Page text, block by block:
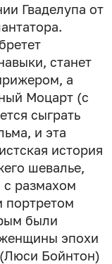
Гваделупа от
станет
а
Моцарт (с
сыграть
и эта
история
шевалье,
размахом
портретом
были
эпохи
Бойнтон)